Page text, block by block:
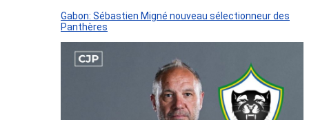
Gabon: Sébastien Migné nouveau sélectionneur des
Panthères